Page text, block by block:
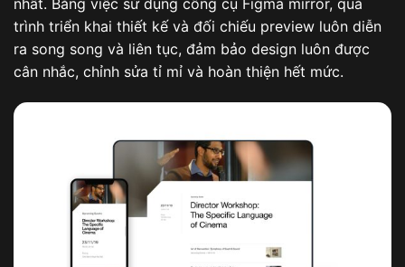
nhất. Bằng việc sử dụng công cụ Figma mirror, quá
trình triển khai thiết kế và đối chiếu preview luôn diễn
ra song song và liên tục, đảm bảo design luôn được
cân nhắc, chỉnh sửa tỉ mỉ và hoàn thiện hết mức.